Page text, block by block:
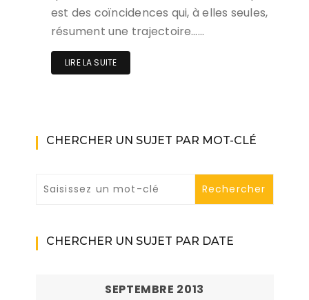
est des coïncidences qui, à elles seules,
résument une trajectoire……
LIRE LA SUITE
CHERCHER UN SUJET PAR MOT-CLÉ
CHERCHER UN SUJET PAR DATE
SEPTEMBRE 2013